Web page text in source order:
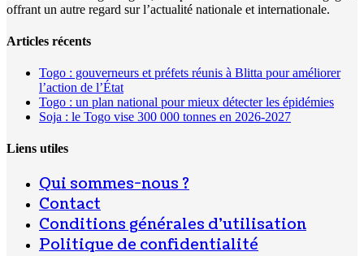
offrant un autre regard sur l’actualité nationale et internationale.
Articles récents
Togo : gouverneurs et préfets réunis à Blitta pour améliorer
l’action de l’État
Togo : un plan national pour mieux détecter les épidémies
Soja : le Togo vise 300 000 tonnes en 2026-2027
Liens utiles
Qui sommes-nous ?
Contact
Conditions générales d’utilisation
Politique de confidentialité